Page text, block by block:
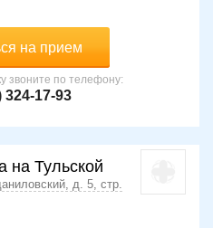
на прием
звоните по телефону:
324-17-93
на Тульской
д. 5, стр.